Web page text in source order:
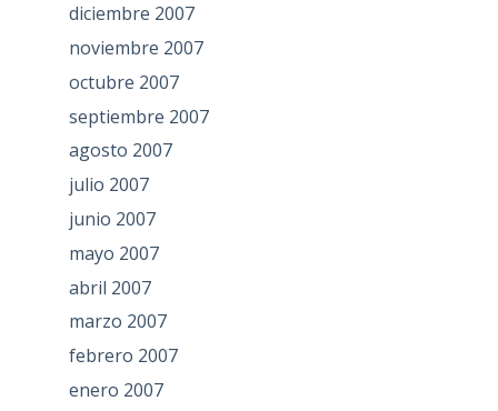
diciembre 2007
noviembre 2007
octubre 2007
septiembre 2007
agosto 2007
julio 2007
junio 2007
mayo 2007
abril 2007
marzo 2007
febrero 2007
enero 2007